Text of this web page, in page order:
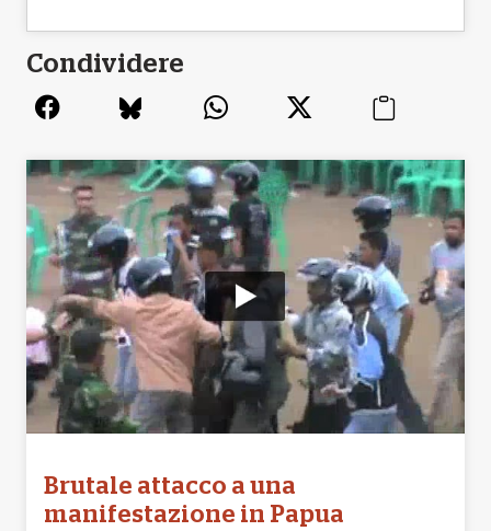
Condividere
Brutale attacco a una
manifestazione in Papua